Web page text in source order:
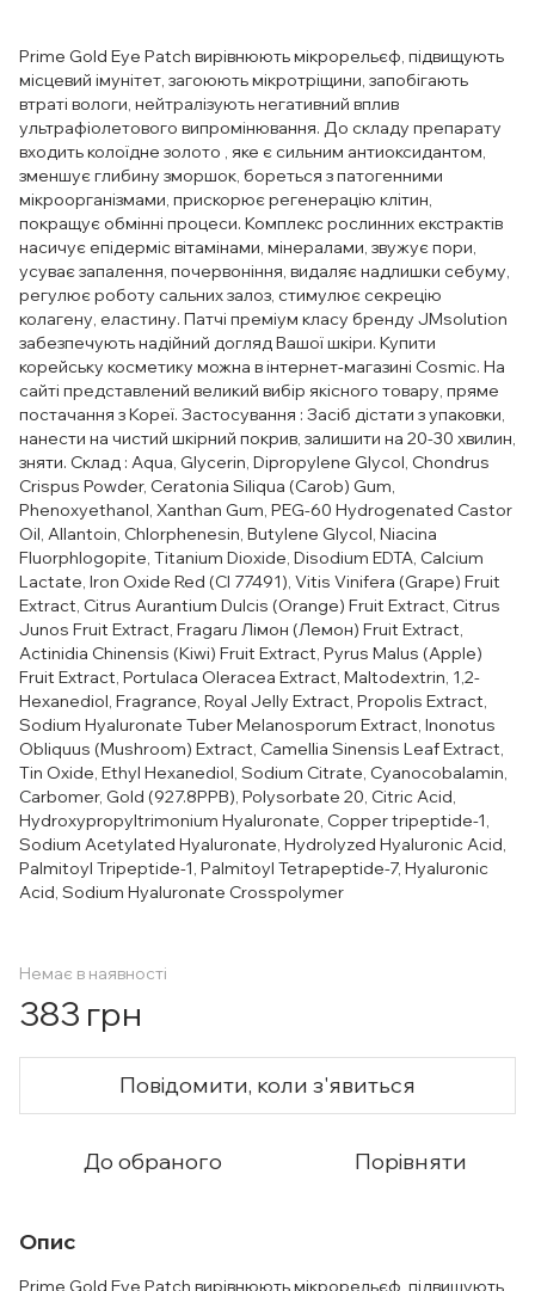
Prime Gold Eye Patch вирівнюють мікрорельєф, підвищують
місцевий імунітет, загоюють мікротріщини, запобігають
втраті вологи, нейтралізують негативний вплив
ультрафіолетового випромінювання. До складу препарату
входить колоїдне золото , яке є сильним антиоксидантом,
зменшує глибину зморшок, бореться з патогенними
мікроорганізмами, прискорює регенерацію клітин,
покращує обмінні процеси. Комплекс рослинних екстрактів
насичує епідерміс вітамінами, мінералами, звужує пори,
усуває запалення, почервоніння, видаляє надлишки себуму,
регулює роботу сальних залоз, стимулює секрецію
колагену, еластину. Патчі преміум класу бренду JMsolution
забезпечують надійний догляд Вашої шкіри. Купити
корейську косметику можна в інтернет-магазині Cosmic. На
сайті представлений великий вибір якісного товару, пряме
постачання з Кореї. Застосування : Засіб дістати з упаковки,
нанести на чистий шкірний покрив, залишити на 20-30 хвилин,
зняти. Склад : Aqua, Glycerin, Dipropylene Glycol, Chondrus
Crispus Powder, Ceratonia Siliqua (Carob) Gum,
Phenoxyethanol, Xanthan Gum, PEG-60 Hydrogenated Castor
Oil, Allantoin, Chlorphenesin, Butylene Glycol, Niacina
Fluorphlogopite, Titanium Dioxide, Disodium EDTA, Calcium
Lactate, Iron Oxide Red (CI 77491), Vitis Vinifera (Grape) Fruit
Extract, Citrus Aurantium Dulcis (Orange) Fruit Extract, Citrus
Junos Fruit Extract, Fragaru Лімон (Лемон) Fruit Extract,
Actinidia Chinensis (Kiwi) Fruit Extract, Pyrus Malus (Apple)
Fruit Extract, Portulaca Oleracea Extract, Maltodextrin, 1,2-
Hexanediol, Fragrance, Royal Jelly Extract, Propolis Extract,
Sodium Hyaluronate Tuber Melanosporum Extract, Inonotus
Obliquus (Mushroom) Extract, Camellia Sinensis Leaf Extract,
Tin Oxide, Ethyl Hexanediol, Sodium Citrate, Cyanocobalamin,
Carbomer, Gold (927.8PPB), Polysorbate 20, Citric Acid,
Hydroxypropyltrimonium Hyaluronate, Copper tripeptide-1,
Sodium Acetylated Hyaluronate, Hydrolyzed Hyaluronic Acid,
Palmitoyl Tripeptide-1, Palmitoyl Tetrapeptide-7, Hyaluronic
Acid, Sodium Hyaluronate Crosspolymer
Немає в наявності
383 грн
Повідомити, коли з'явиться
До обраного Порівняти
Опис
Prime Gold Eye Patch вирівнюють мікрорельєф, підвищують